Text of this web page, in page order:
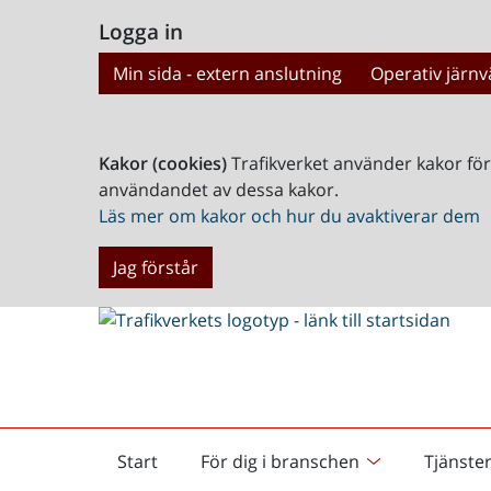
Logga in
Min sida - extern anslutning Operativ
Kakor (cookies)Trafikverket använder kakor
användandet av dessa kakor.
Läs mer om kakor och hur du avaktiverar dem
Jag förstår
Start
Startsida För dig i branschen Tjänster